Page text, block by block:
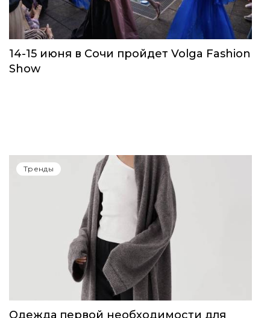
14-15 июня в Сочи пройдет Volga Fashion
Show
Тренды
Одежда первой необходимости для